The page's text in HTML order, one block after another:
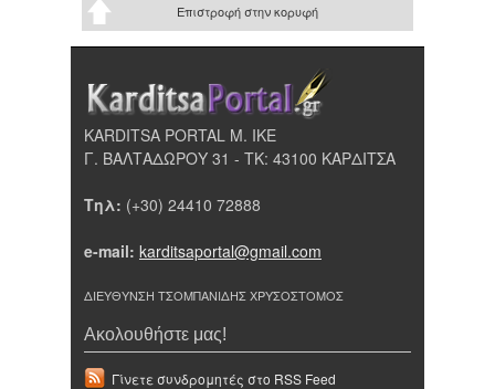
Επιστροφή στην κορυφή
KARDITSA PORTAL Μ. ΙΚΕ
Γ. ΒΑΛΤΑΔΩΡΟΥ 31 - ΤΚ: 43100 ΚΑΡΔΙΤΣΑ
Τηλ: (+30) 24410 72888
e-mail: karditsaportal@gmail.com
ΔΙΕΥΘΥΝΣΗ ΤΣΟΜΠΑΝΙΔΗΣ ΧΡΥΣΟΣΤΟΜΟΣ
Ακολουθήστε μας!
Γίνετε συνδρομητές στο RSS Feed